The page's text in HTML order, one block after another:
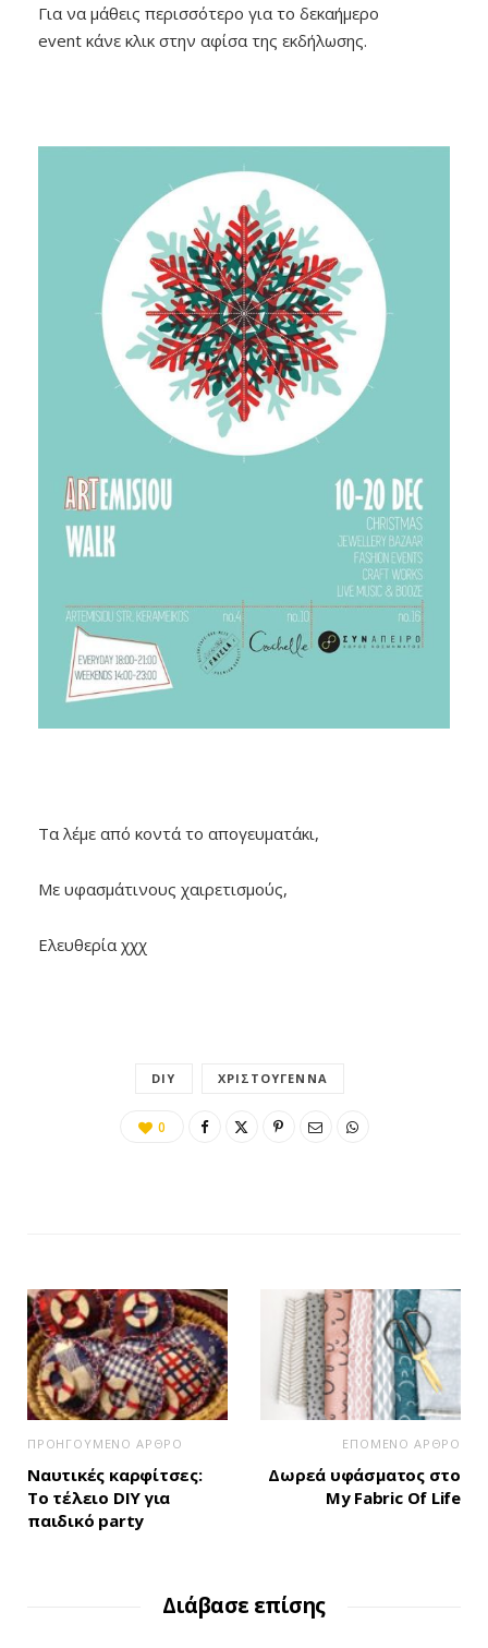
Για να μάθεις περισσότερο για το δεκαήμερο
event κάνε κλικ στην αφίσα της εκδήλωσης.
Τα λέμε από κοντά το απογευματάκι,
Με υφασμάτινους χαιρετισμούς,
Ελευθερία χχχ
DIY ΧΡΙΣΤΟΎΓΕΝΝΑ
0
ΠΡΟΗΓΟΥΜΕΝΟ ΑΡΘΡΟ
Ναυτικές καρφίτσες:
Το τέλειο DIY για
παιδικό party
ΕΠΟΜΕΝΟ ΑΡΘΡΟ
Δωρεά υφάσματος στο
My Fabric Of Life
Διάβασε επίσης